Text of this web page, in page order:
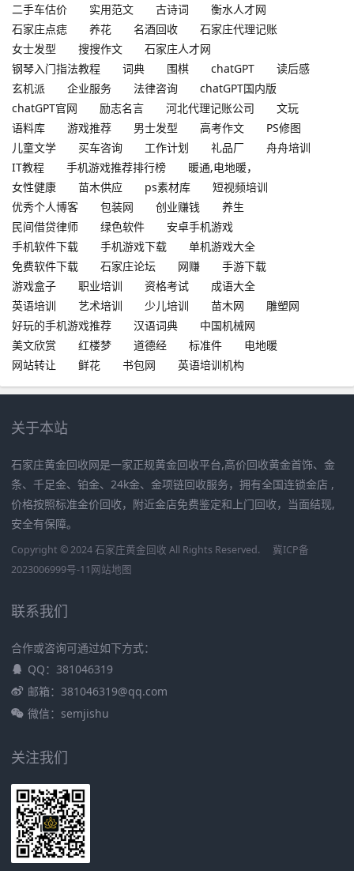
二手车估价
实用范文 古诗词
衡水人才网
石家庄点痣
养花 名酒回收
石家庄代理记账
女士发型
搜搜作文
石家庄人才网
钢琴入门指法教程
词典 围棋 chatGPT
读后感
玄机派
企业服务 法律咨询
chatGPT国内版
chatGPT官网
励志名言 河北代理记账公司
文玩
语料库
游戏推荐 男士发型 高考作文
PS修图
儿童文学
买车咨询 工作计划 礼品厂
舟舟培训
IT教程
手机游戏推荐排行榜
暖通,电地暖，
女性健康
苗木供应 ps素材库
短视频培训
优秀个人博客
包装网 创业赚钱
养生
民间借贷律师
绿色软件
安卓手机游戏
手机软件下载
手机游戏下载
单机游戏大全
免费软件下载
石家庄论坛 网赚
手游下载
游戏盒子
职业培训 资格考试
成语大全
英语培训
艺术培训 少儿培训 苗木网
雕塑网
好玩的手机游戏推荐
汉语词典
中国机械网
美文欣赏
红楼梦 道德经 标准件
电地暖
网站转让
鲜花 书包网 英语培训机构
关于本站
石家庄黄金回收网是一家正规黄金回收平台,高价回收黄金首饰、金
条、千足金、铂金、24k金、金项链回收服务，拥有全国连锁金店 ,
价格按照标准金价回收，附近金店免费鉴定和上门回收，当面结现,
安全有保障。
Copyright © 2024 石家庄黄金回收 All Rights Reserved.
冀ICP备
2023006999号-11网站地图
联系我们
合作或咨询可通过如下方式：
QQ：381046319
邮箱：381046319@qq.com
微信：semjishu
关注我们